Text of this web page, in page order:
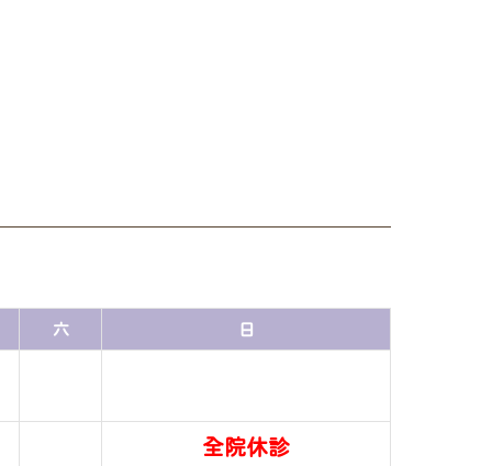
六 日
全院休診